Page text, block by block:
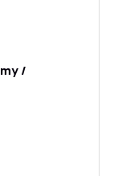
/